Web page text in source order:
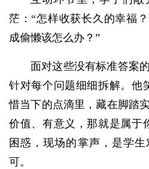
茫：“怎样收获长久的幸福
成偷懒该怎么办？”
面对这些没有标准答案
针对每个问题细细拆解。他
惜当下的点滴里，藏在脚踏
价值、有意义，那就是属于
困惑，现场的掌声，是学
可。